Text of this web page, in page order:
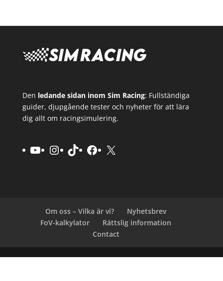
Den ledande sidan inom Sim Racing: Fullständiga
guider, djupgående tester och nyheter för att lära
dig allt om racingsimulering.
YouTube
Instagram
TikTokFacebook
X
Om oss – Vilka är vi?
Nyhetsbrev
FoV-kalkylator
Rättslig information
Contact